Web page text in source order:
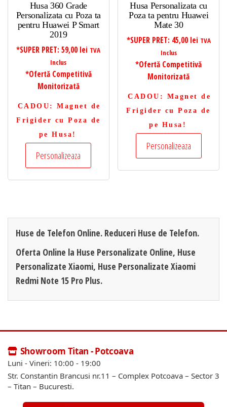
Husa 360 Grade
Personalizata cu Poza ta
pentru Huawei P Smart
2019
*SUPER PRET:59,00 lei TVA
Inclus
*Ofertă Competitivă
Monitorizată
CADOU : Magnet de
Frigider cu Poza de
pe Husa!
Personalizeaza
Husa Personalizata cu
Poza ta pentru Huawei
Mate 30
*SUPER PRET: 45,00 lei TVA
Inclus
*Ofertă Competitivă
Monitorizată
CADOU : Magnet de
Frigider cu Poza de
pe Husa!
Personalizeaza
Huse de Telefon Online. Reduceri Huse de Telefon.
Oferta Online la Huse Personalizate Online, Huse
Personalizate Xiaomi, Huse Personalizate Xiaomi
Redmi Note 15 Pro Plus.
Showroom Titan - Potcoava
Luni - Vineri: 10:00 - 19:00
Str. Constantin Brancusi nr.11 – Complex Potcoava – Sector 3
– Titan – Bucuresti.